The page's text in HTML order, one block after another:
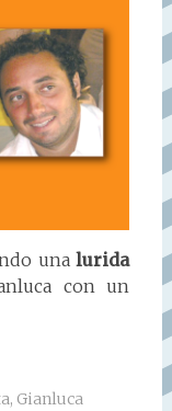
unalurida
con un
, Gianluca